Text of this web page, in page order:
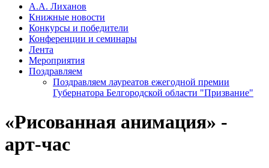
А.А. Лиханов
Книжные новости
Конкурсы и победители
Конференции и семинары
Лента
Мероприятия
Поздравляем
Поздравляем лауреатов ежегодной премии
Губернатора Белгородской области "Призвание"
«Рисованная анимация» -
арт-час